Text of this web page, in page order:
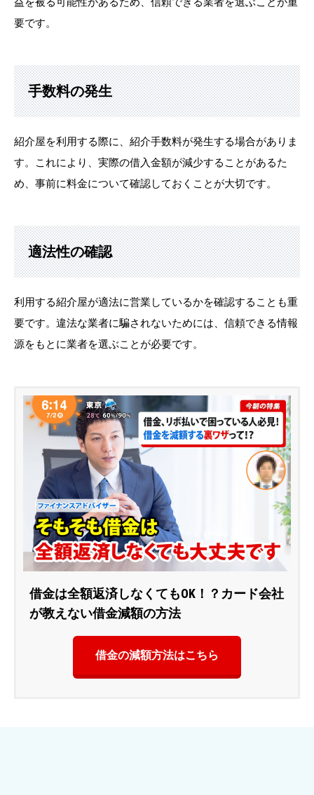
要です。
手数料の発生
紹介屋を利用する際に、紹介手数料が発生する場合がありま
す。これにより、実際の借入金額が減少することがあるた
め、事前に料金について確認しておくことが大切です。
適法性の確認
利用する紹介屋が適法に営業しているかを確認することも重
要です。違法な業者に騙されないためには、信頼できる情報
源をもとに業者を選ぶことが必要です。
借金は全額返済しなくてもOK！？カード会社
が教えない借金減額の方法
借金の減額方法はこちら